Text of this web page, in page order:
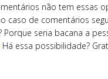
não tem essas
caso de comentários
seria bacana a
Há essa possibilidade?